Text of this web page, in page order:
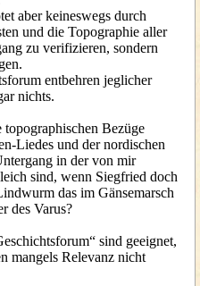
aber keineswegs durch
und die Topographie aller
zu verifizieren, sondern
entbehren jeglicher
nichts.
topographischen Bezüge
Liedes und der nordischen
in der von mir
sind, wenn Siegfried doch
das im Gänsemarsch
des Varus?
sind geeignet,
mangels Relevanz nicht